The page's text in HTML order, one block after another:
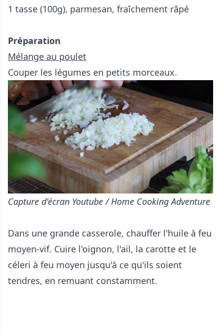
1 tasse (100g), parmesan, fraîchement râpé
Préparation
Mélange au poulet
Couper les légumes en petits morceaux.
Capture d'écran Youtube / Home Cooking Adventure
Dans une grande casserole, chauffer l'huile à feu
moyen-vif. Cuire l'oignon, l'ail, la carotte et le
céleri à feu moyen jusqu'à ce qu'ils soient
tendres, en remuant constamment.